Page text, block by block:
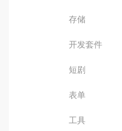
存储
开发套件
短剧
表单
工具